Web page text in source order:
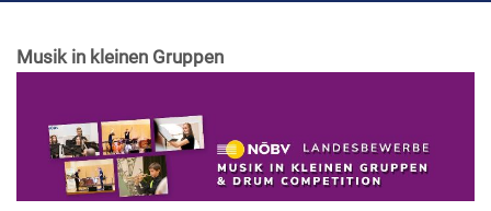
KURSPROGRAMM
LEISTUNGSABZEICHEN
DIRIGIERAUSBILDUNG
STABFÜHRERAUSBILDUNG
MARSCHMUSIK
MUSIK IN KLEINEN GRUPPEN
WEISENBLASEN
LANDESBEWERBE
EHRENZEICHEN IM ÜBERBLICK
MARKETENDERINNEN-ABZEICHEN
EHRENZEICHEN
SUBVENTIONEN & FONDS
SOZIALFONDS
DARLEHENSFONDS
VEREINSFÜHRUNG/ORGANISATION
SUBVENTIONEN & FONDS
KONTAKT
NÖBV BÜRO
Musik in kleinen Gruppen